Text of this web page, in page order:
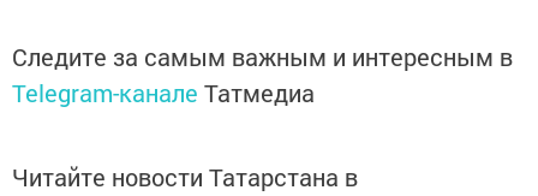
Следите за самым важным и интересным в
Telegram-канале Татмедиа
Читайте новости Татарстана в